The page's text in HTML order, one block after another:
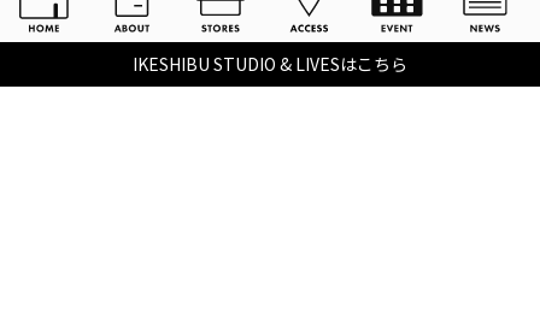
IKESHIBU STUDIO & LIVESはこちら
楽器関連情報を見る